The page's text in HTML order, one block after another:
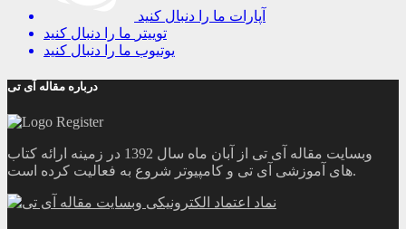
آپارات ما را دنبال کنید
توییتر ما را دنبال کنید
یوتیوب ما را دنبال کنید
درباره مقاله آی تی
وبسایت مقاله آی تی از آبان ماه سال 1392 در زمینه ارائه کتاب
های آموزشی آی تی و کامپیوتر شروع به فعالیت کرده است.